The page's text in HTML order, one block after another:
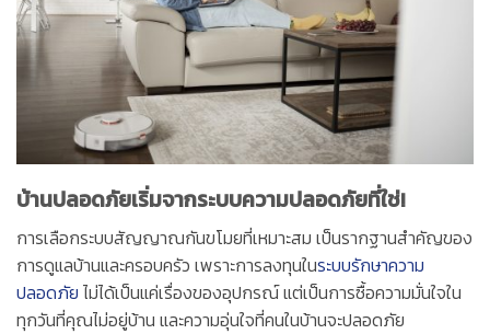
บ้านปลอดภัยเริ่มจากระบบความปลอดภัยที่ใช่!
การเลือกระบบสัญญาณกันขโมยที่เหมาะสม เป็นรากฐานสำคัญของ
การดูแลบ้านและครอบครัว เพราะการลงทุนในระบบรักษาความ
ปลอดภัย ไม่ได้เป็นแค่เรื่องของอุปกรณ์ แต่เป็นการซื้อความมั่นใจใน
ทุกวันที่คุณไม่อยู่บ้าน และความอุ่นใจที่คนในบ้านจะปลอดภัย